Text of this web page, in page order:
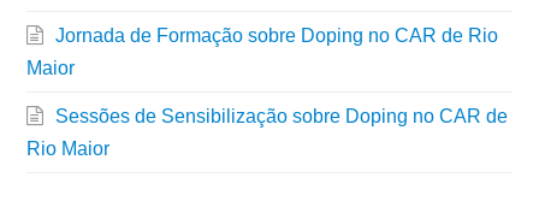
Jornada de Formação sobre Doping no CAR de Rio
Maior
Sessões de Sensibilização sobre Doping no CAR de
Rio Maior